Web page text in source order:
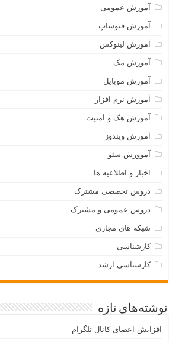
آموزش عمومی
آموزش فتوشاپ
آموزش لینوکس
آموزش مک
آموزش موبایل
آموزش نرم افزار
آموزش هک و امنیت
آموزش ویندوز
آمووزش سئو
اخبار و اطلاعیه ها
دروس تخصصی مشترک
دروس عمومی و مشترک
شبکه های مجازی
کارشناسی
کارشناسی ارشد
نوشته‌های تازه
افزایش اعضای کانال تلگرام